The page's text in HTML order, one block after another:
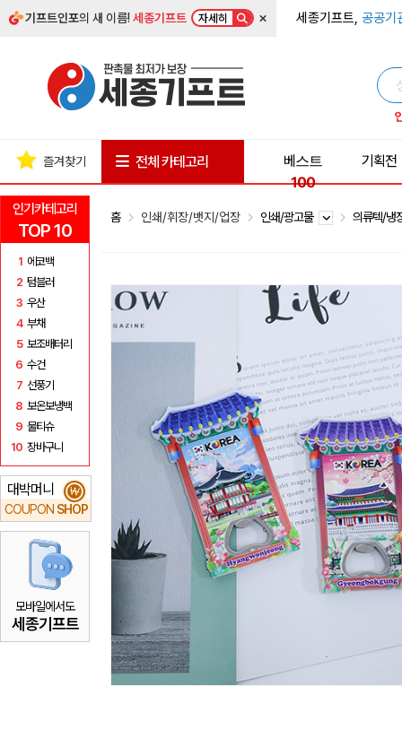
기프트인포의 새 이름!세종기프트 자세히 × 세종기프트, 공공기
인기카테고리
TOP 10
1 에코백
2 텀블러
3 우산
4 부채
5 보조배터리
6 수건
7 선풍기
8 보온보냉백
9 물티슈
10 장바구니
대박머니
COUPON SHOP
₩
모바일에서도
세종기프트
즐겨찾기 전체 카테고리
베스트
100
기획전
홈 인쇄/휘장/뱃지/업장 인쇄/광고물 의류텍/냉